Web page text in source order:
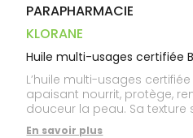
PARAPHARMACIE
KLORANE
Huile multi-usages certifiée
L’huile multi-usages
apaisant nourrit, protège,
douceur la peau. Sa
masser bébé.
En savoir plus